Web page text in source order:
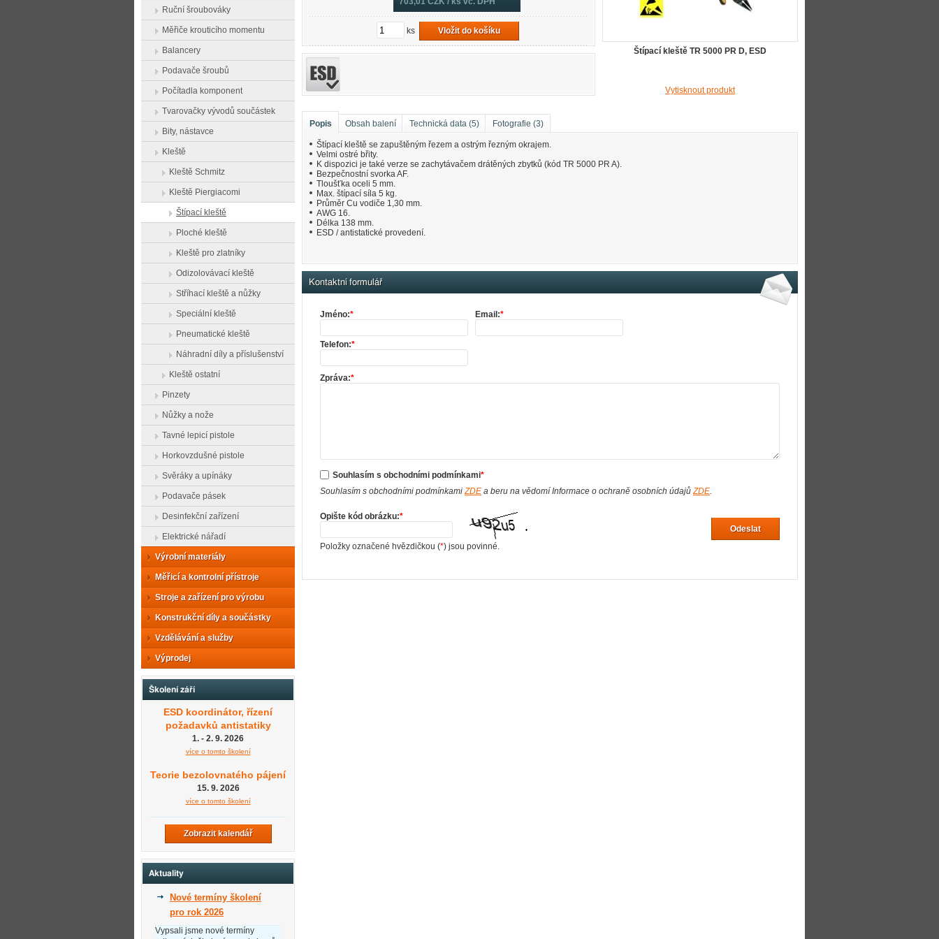
ks Vložit do košíku
Štípací kleště TR 5000 PR D, ESD
Vytisknout produkt
Popis Obsah balení Technická data (5) Fotografie (3)
Štípací kleště se zapuštěným řezem a ostrým řezným okrajem.
Velmi ostré břity.
K dispozici je také verze se zachytávačem drátěných zbytků (kód TR 5000 PR A).
Bezpečnostní svorka AF.
Tloušťka oceli 5 mm.
Max. štípací síla 5 kg.
Průměr Cu vodiče 1,30 mm.
AWG 16.
Délka 138 mm.
ESD / antistatické provedení.
Kontaktní formulář
Jméno:* Email:*
Telefon:*
Zpráva:*
Souhlasím s obchodními podmínkami*
Souhlasím s obchodními podmínkamiZDE a beru na vědomí Informace o ochraně osobních údajůZDE.
Opište kód obrázku:*
Položky označené hvězdičkou (*) jsou povinné.
Odeslat
Ruční šroubováky
Měřiče krouticího momentu
Balancery
Podavače šroubů
Počítadla komponent
Tvarovačky vývodů součástek
Bity, nástavce
Kleště
Kleště Schmitz
Kleště Piergiacomi
Štípací kleště
Ploché kleště
Kleště pro zlatníky
Odizolovávací kleště
Stříhací kleště a nůžky
Speciální kleště
Pneumatické kleště
Náhradní díly a příslušenství
Kleště ostatní
Pinzety
Nůžky a nože
Tavné lepicí pistole
Horkovzdušné pistole
Svěráky a upínáky
Podavače pásek
Desinfekční zařízení
Elektrické nářadí
Výrobní materiály
Měřicí a kontrolní přístroje
Stroje a zařízení pro výrobu
Konstrukční díly a součástky
Vzdělávání a služby
Výprodej
Školení září
ESD koordinátor, řízení
požadavků antistatiky
1. - 2. 9. 2026
více o tomto školení
Teorie bezolovnatého pájení
15. 9. 2026
více o tomto školení
Zobrazit kalendář
Aktuality
Nové termíny školení
pro rok 2026
Vypsali jsme nové termíny